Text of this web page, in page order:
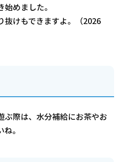
めました。
抜けもできますよ。（2026
ぶ際は、水分補給にお茶やお
。